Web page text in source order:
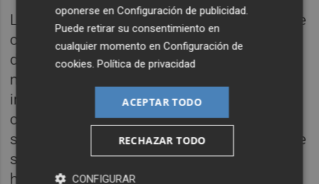
La adopción de fuentes de energía renovable
contribuye significativamente a la reducción
del uso de combustibles fósiles y a una
menor emisión de gases de efecto
invernadero, mejorando la calidad del aire, lo
cual aporta múltiples beneficios para la
salud. Además, las estructuras sobre las que
se instalan los paneles fotovoltaicos se
hincan directamente sobre el terreno,
oponerse enConfiguración de publicidad
Puede retirar su consentimiento en
cualquier momento enConfiguración de
cookies .Política de privacidad
ACEPTAR TODO
RECHAZAR TODO
CONFIGURAR